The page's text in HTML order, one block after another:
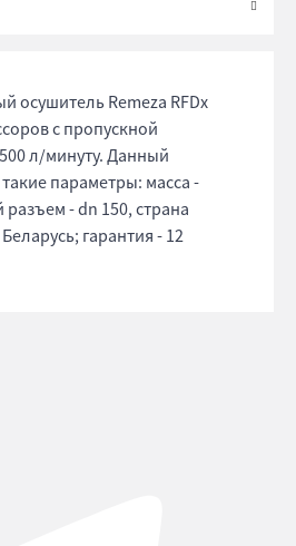
осушитель Remeza RFDx
с пропускной
л/минуту. Данный
параметры: масса -
разъем - dn 150, страна
гарантия - 12